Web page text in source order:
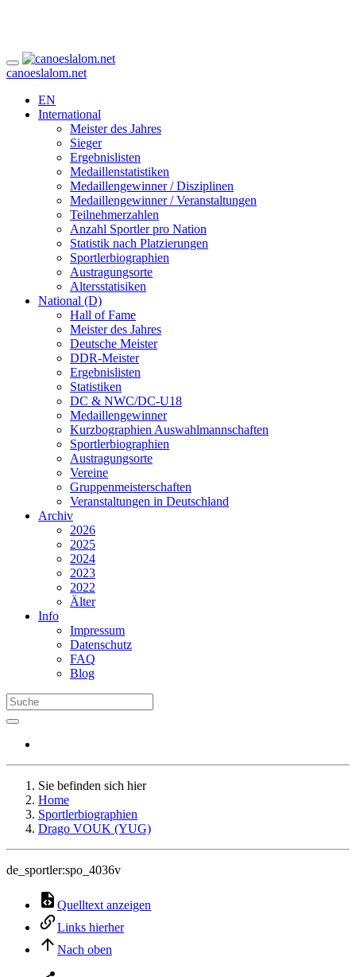
canoeslalom.net
EN
International
Meister des Jahres
Sieger
Ergebnislisten
Medaillenstatistiken
Medaillengewinner / Disziplinen
Medaillengewinner / Veranstaltungen
Teilnehmerzahlen
Anzahl Sportler pro Nation
Statistik nach Platzierungen
Sportlerbiographien
Austragungsorte
Altersstatisiken
National (D)
Hall of Fame
Meister des Jahres
Deutsche Meister
DDR-Meister
Ergebnislisten
Statistiken
DC & NWC/DC-U18
Medaillengewinner
Kurzbographien Auswahlmannschaften
Sportlerbiographien
Austragungsorte
Vereine
Gruppenmeisterschaften
Veranstaltungen in Deutschland
Archiv
2026
2025
2024
2023
2022
Älter
Info
Impressum
Datenschutz
FAQ
Blog
Sie befinden sich hier
Home
Sportlerbiographien
Drago VOUK (YUG)
de_sportler:spo_4036v
Quelltext anzeigen
Links hierher
Nach oben